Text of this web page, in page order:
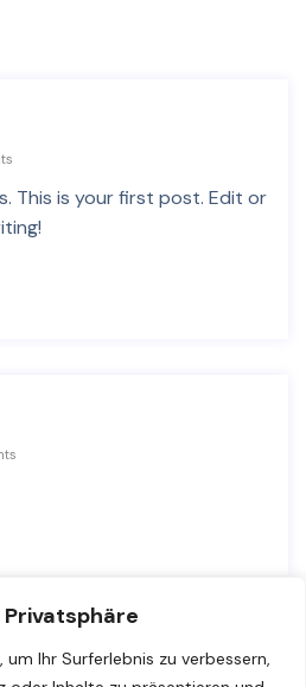
Ihr Surferlebnis zu verbessern,
This is your first post. Edit or